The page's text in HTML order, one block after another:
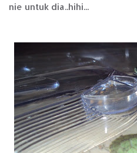
nie untuk dia..hihi...